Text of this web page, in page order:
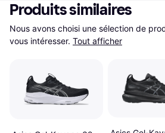
Produits similaires
Nous avons choisi une sélection de
vous intéresser. Tout afficher